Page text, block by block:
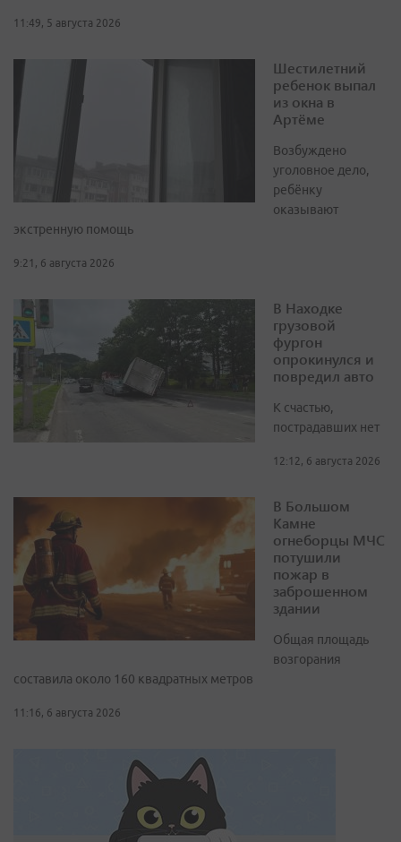
11:49, 5 августа 2026
Шестилетний
ребенок выпал
из окна в
Артёме
Возбуждено
уголовное дело,
ребёнку
оказывают
экстренную помощь
9:21, 6 августа 2026
В Находке
грузовой
фургон
опрокинулся и
повредил авто
К счастью,
пострадавших нет
12:12, 6 августа 2026
В Большом
Камне
огнеборцы МЧС
потушили
пожар в
заброшенном
здании
Общая площадь
возгорания
составила около 160 квадратных метров
11:16, 6 августа 2026